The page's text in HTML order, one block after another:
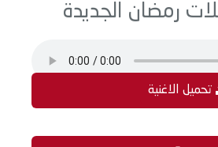
رمضان الجديدة
تحميل الاغنية